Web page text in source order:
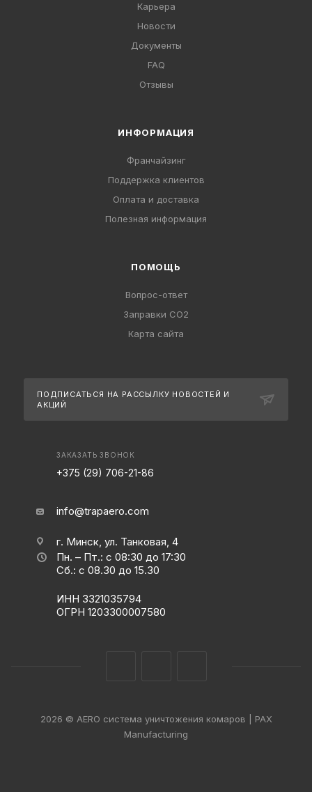
Карьера
Новости
Документы
FAQ
Отзывы
ИНФОРМАЦИЯ
Франчайзинг
Поддержка клиентов
Оплата и доставка
Полезная информация
ПОМОЩЬ
Вопрос-ответ
Заправки CO2
Карта сайта
ПОДПИСАТЬСЯ НА РАССЫЛКУ НОВОСТЕЙ И
АКЦИЙ
ЗАКАЗАТЬ ЗВОНОК
+375 (29) 706-21-86
info@trapaero.com
г. Минск, ул. Танковая, 4
Пн. – Пт.: с 08:30 до 17:30
Сб.: с 08.30 до 15.30
ИНН 3321035794
ОГРН 1203300007580
2026 © AERO система уничтожения комаров | PAX
Manufacturing